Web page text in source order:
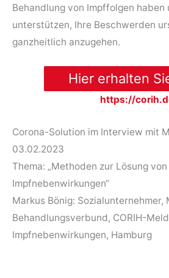
Behandlung von Impffolgen haben
unterstützen, Ihre Beschwerden
ganzheitlich anzugehen.
Hier erhalten
https://
Corona-Solution im Interview mit
03.02.2023
Thema: „Methoden zur Lösung von
Impfnebenwirkungen“
Markus Bönig: Sozialunternehmer,
Behandlungsverbund, CORIH-
Impfnebenwirkungen, Hamburg